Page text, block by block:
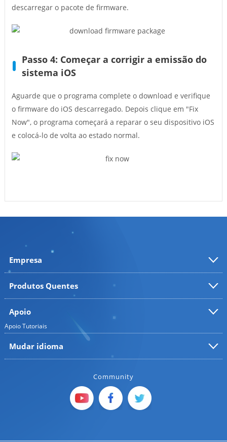
descarregar o pacote de firmware.
Passo 4: Começar a corrigir a emissão do
sistema iOS
Aguarde que o programa complete o download e verifique
o firmware do iOS descarregado. Depois clique em "Fix
Now", o programa começará a reparar o seu dispositivo iOS
e colocá-lo de volta ao estado normal.
Empresa
Produtos Quentes
Apoio
ApoioTutoriais
Mudar idioma
Community